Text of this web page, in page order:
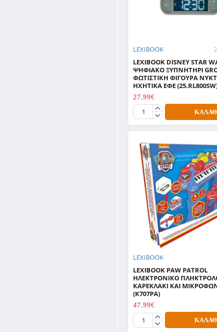
LEXIBOOK
LEXIBOOK DISNEY STAR
ΨΗΦΙΑΚΟ ΞΥΠΝΗΤΗΡΙ
ΦΩΤΙΣΤΙΚΗ ΦΙΓΟΥΡΑ
ΗΧΗΤΙΚΑ ΕΦΕ
27.99€
LEXIBOOK
LEXIBOOK PAW PATROL
ΗΛΕΚΤΡΟΝΙΚΟ
ΚΑΡΕΚΛΑΚΙ ΚΑΙ
(K707PA)
47.99€